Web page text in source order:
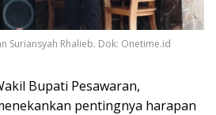
Suriansyah Rhalieb. Dok: Onetime.id
Bupati Pesawaran,
pentingnya harapan